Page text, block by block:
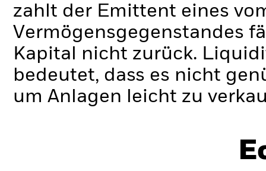
zahlt der Emittent eines
Vermögensgegenstandes
Kapital nicht zurück.
bedeutet, dass es nicht
um Anlagen leicht zu